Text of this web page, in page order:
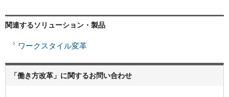
関連するソリューション・製品
ワークスタイル変革
「働き方改革」に関するお問い合わせ